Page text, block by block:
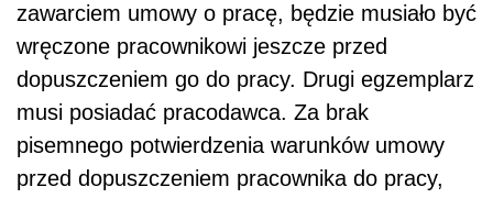
zawarciem umowy o pracę, będzie musiało być
wręczone pracownikowi jeszcze przed
dopuszczeniem go do pracy. Drugi egzemplarz
musi posiadać pracodawca. Za brak
pisemnego potwierdzenia warunków umowy
przed dopuszczeniem pracownika do pracy,